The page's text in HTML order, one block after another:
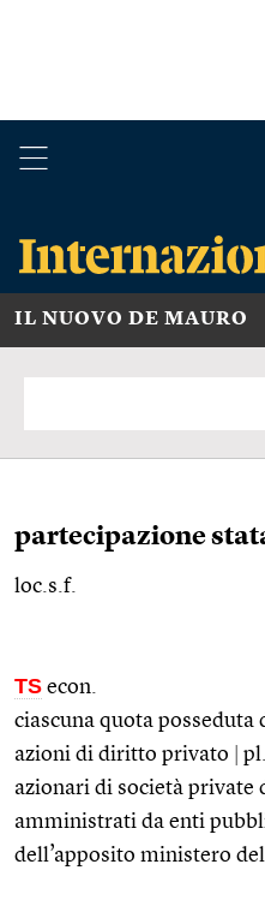
IL NUOVO DE MAURO
partecipazione
loc.s.f.
TS econ.
ciascuna quota
azioni di diritto privato
pl.
azionari di società private
amministrati da enti
dell’apposito ministero